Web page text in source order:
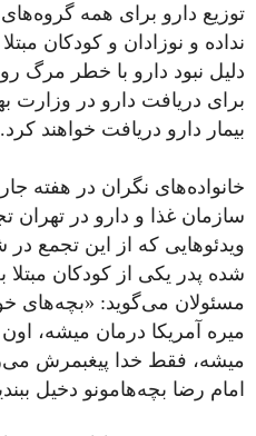
توزیع دارو برای همه
نداده و نوزادان و کودکان
بیمار دارو دریافت خواهند کرد.
خانواده‌های نگران در هفته
سازمان غذا و دارو در تهران
ویدئوهایی که از این تجمع
شده پدر یکی از کودکان
مسئولان می‌گوید: «بچه‌های
میره آمریکا درمان میشه،
میشه، فقط خدا پیغبمرش
امام رضا بچه‌هامونو دخیل